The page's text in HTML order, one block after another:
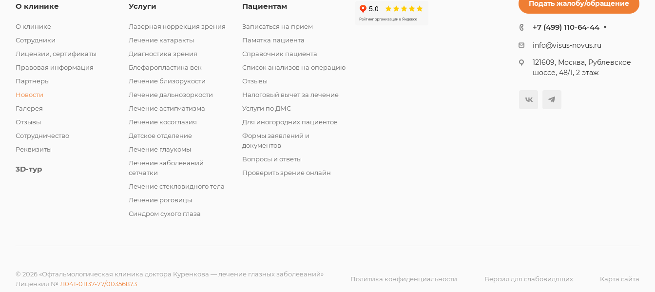
О клинике
О клинике
Сотрудники
Лицензии, сертификаты
Правовая информация
Партнеры
Новости
Галерея
Отзывы
Сотрудничество
Реквизиты
3D-тур
Услуги
Лазерная коррекция зрения
Лечение катаракты
Диагностика зрения
Блефаропластика век
Лечение близорукости
Лечение дальнозоркости
Лечение астигматизма
Лечение косоглазия
Детское отделение
Лечение глаукомы
Лечение заболеваний
сетчатки
Лечение стекловидного тела
Лечение роговицы
Синдром сухого глаза
Пациентам
Записаться на прием
Памятка пациента
Справочник пациента
Список анализов на операцию
Отзывы
Налоговый вычет за лечение
Услуги по ДМС
Для иногородних пациентов
Формы заявлений и
документов
Вопросы и ответы
Проверить зрение онлайн
Подать жалобу/обращение
+7 (499) 110-64-44
info@visus-novus.ru
121609, Москва, Рублевское
шоссе, 48/1, 2 этаж
© 2026 «Офтальмологическая клиника доктора Куренкова — лечение глазных заболеваний»
Лицензия № Л041-01137-77/00356873
Политика конфиденциальности Версия для слабовидящих Карта сайта